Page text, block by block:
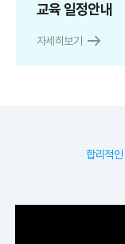
교육 일정안내
자세히보기 arrow_right_alt
합리적